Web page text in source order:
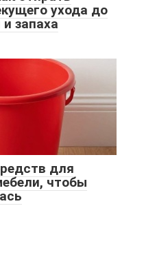
ухода до
запаха
для
чтобы